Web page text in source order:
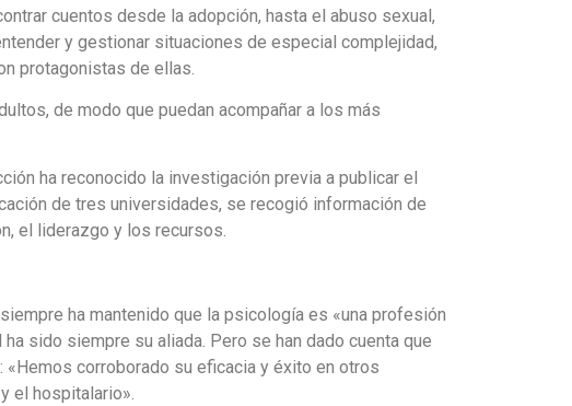
cuentos desde la adopción, hasta el abuso sexual,
y gestionar situaciones de especial complejidad,
protagonistas de ellas.
de modo que puedan acompañar a los más
ha reconocido la investigación previa a publicar el
de tres universidades, se recogió información de
el liderazgo y los recursos.
ha mantenido que la psicología es «una profesión
sido siempre su aliada. Pero se han dado cuenta que
corroborado su eficacia y éxito en otros
el hospitalario».